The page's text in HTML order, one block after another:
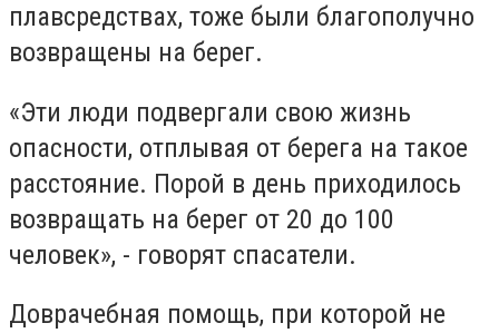
плавсредствах, тоже были благополучно
возвращены на берег.
«Эти люди подвергали свою жизнь
опасности, отплывая от берега на такое
расстояние. Порой в день приходилось
возвращать на берег от 20 до 100
человек», - говорят спасатели.
Доврачебная помощь, при которой не